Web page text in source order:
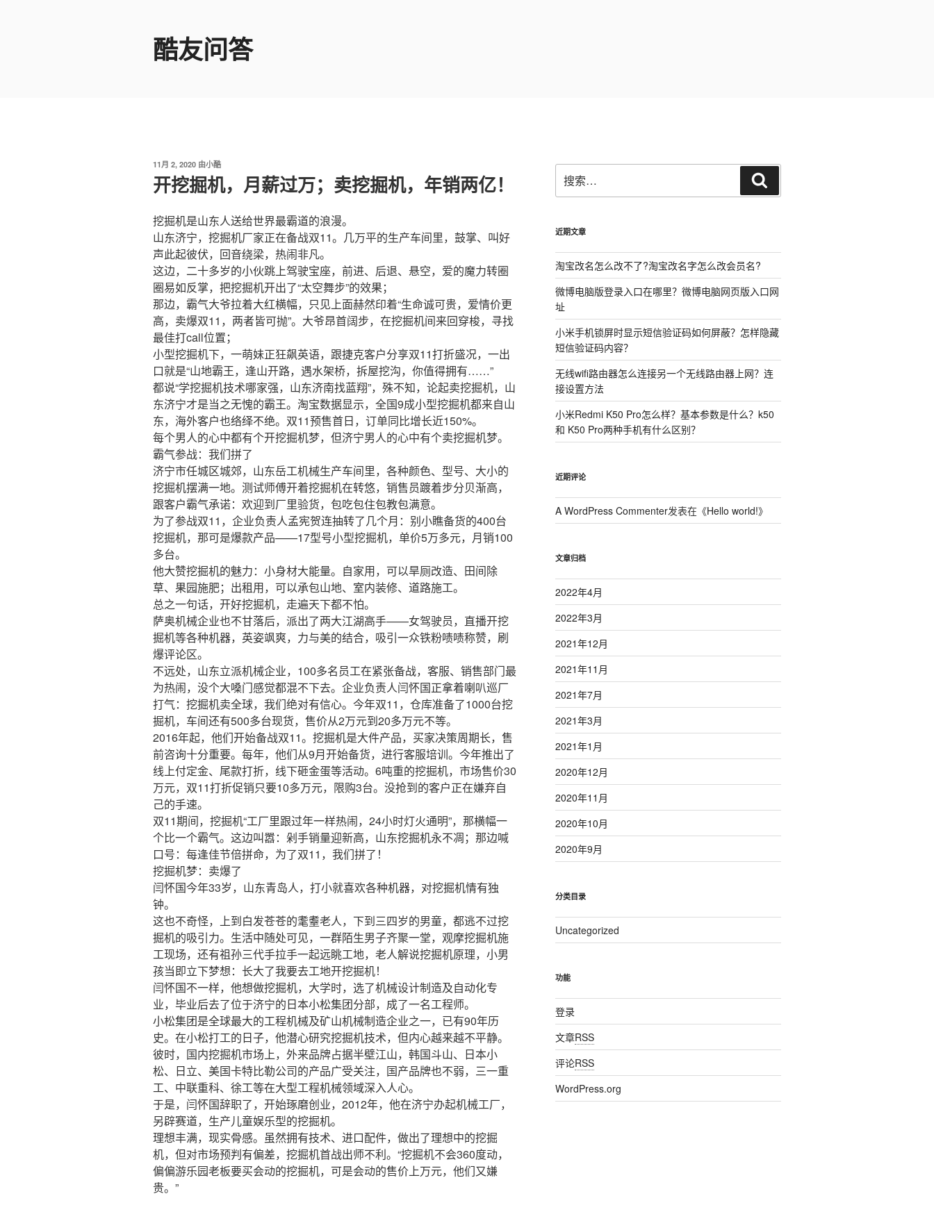
酷友问答
发
布
于
11月 2, 2020 由小酷
开挖掘机，月薪过万；卖挖掘机，年销两亿！
挖掘机是山东人送给世界最霸道的浪漫。
山东济宁，挖掘机厂家正在备战双11。几万平的生产车间里，鼓掌、叫好
声此起彼伏，回音绕梁，热闹非凡。
这边，二十多岁的小伙跳上驾驶宝座，前进、后退、悬空，爱的魔力转圈
圈易如反掌，把挖掘机开出了“太空舞步”的效果；
那边，霸气大爷拉着大红横幅，只见上面赫然印着“生命诚可贵，爱情价更
高，卖爆双11，两者皆可抛”。大爷昂首阔步，在挖掘机间来回穿梭，寻找
最佳打call位置；
小型挖掘机下，一萌妹正狂飙英语，跟捷克客户分享双11打折盛况，一出
口就是“山地霸王，逢山开路，遇水架桥，拆屋挖沟，你值得拥有……”
都说“学挖掘机技术哪家强，山东济南找蓝翔”，殊不知，论起卖挖掘机，山
东济宁才是当之无愧的霸王。淘宝数据显示，全国9成小型挖掘机都来自山
东，海外客户也络绎不绝。双11预售首日，订单同比增长近150%。
每个男人的心中都有个开挖掘机梦，但济宁男人的心中有个卖挖掘机梦。
霸气参战：我们拼了
济宁市任城区城郊，山东岳工机械生产车间里，各种颜色、型号、大小的
挖掘机摆满一地。测试师傅开着挖掘机在转悠，销售员踱着步分贝渐高，
跟客户霸气承诺：欢迎到厂里验货，包吃包住包教包满意。
为了参战双11，企业负责人孟宪贺连抽转了几个月：别小瞧备货的400台
挖掘机，那可是爆款产品——17型号小型挖掘机，单价5万多元，月销100
多台。
他大赞挖掘机的魅力：小身材大能量。自家用，可以旱厕改造、田间除
草、果园施肥；出租用，可以承包山地、室内装修、道路施工。
总之一句话，开好挖掘机，走遍天下都不怕。
萨奥机械企业也不甘落后，派出了两大江湖高手——女驾驶员，直播开挖
掘机等各种机器，英姿飒爽，力与美的结合，吸引一众铁粉啧啧称赞，刷
爆评论区。
不远处，山东立派机械企业，100多名员工在紧张备战，客服、销售部门最
为热闹，没个大嗓门感觉都混不下去。企业负责人闫怀国正拿着喇叭巡厂
打气：挖掘机卖全球，我们绝对有信心。今年双11，仓库准备了1000台挖
掘机，车间还有500多台现货，售价从2万元到20多万元不等。
2016年起，他们开始备战双11。挖掘机是大件产品，买家决策周期长，售
前咨询十分重要。每年，他们从9月开始备货，进行客服培训。今年推出了
线上付定金、尾款打折，线下砸金蛋等活动。6吨重的挖掘机，市场售价30
万元，双11打折促销只要10多万元，限购3台。没抢到的客户正在嫌弃自
己的手速。
双11期间，挖掘机“工厂里跟过年一样热闹，24小时灯火通明”，那横幅一
个比一个霸气。这边叫嚣：剁手销量迎新高，山东挖掘机永不凋；那边喊
口号：每逢佳节倍拼命，为了双11，我们拼了！
挖掘机梦：卖爆了
闫怀国今年33岁，山东青岛人，打小就喜欢各种机器，对挖掘机情有独
钟。
这也不奇怪，上到白发苍苍的耄耋老人，下到三四岁的男童，都逃不过挖
掘机的吸引力。生活中随处可见，一群陌生男子齐聚一堂，观摩挖掘机施
工现场，还有祖孙三代手拉手一起远眺工地，老人解说挖掘机原理，小男
孩当即立下梦想：长大了我要去工地开挖掘机！
闫怀国不一样，他想做挖掘机，大学时，选了机械设计制造及自动化专
业，毕业后去了位于济宁的日本小松集团分部，成了一名工程师。
小松集团是全球最大的工程机械及矿山机械制造企业之一，已有90年历
史。在小松打工的日子，他潜心研究挖掘机技术，但内心越来越不平静。
彼时，国内挖掘机市场上，外来品牌占据半壁江山，韩国斗山、日本小
松、日立、美国卡特比勒公司的产品广受关注，国产品牌也不弱，三一重
工、中联重科、徐工等在大型工程机械领域深入人心。
于是，闫怀国辞职了，开始琢磨创业，2012年，他在济宁办起机械工厂，
另辟赛道，生产儿童娱乐型的挖掘机。
理想丰满，现实骨感。虽然拥有技术、进口配件，做出了理想中的挖掘
机，但对市场预判有偏差，挖掘机首战出师不利。“挖掘机不会360度动，
偏偏游乐园老板要买会动的挖掘机，可是会动的售价上万元，他们又嫌
贵。”
索：
索
近期文章
淘宝改名怎么改不了?淘宝改名字怎么改会员名?
微博电脑版登录入口在哪里？微博电脑网页版入口网
址
小米手机锁屏时显示短信验证码如何屏蔽？怎样隐藏
短信验证码内容？
无线wifi路由器怎么连接另一个无线路由器上网？连
接设置方法
小米Redmi K50 Pro怎么样？基本参数是什么？k50
和 K50 Pro两种手机有什么区别？
近期评论
A WordPress Commenter发表在《Hello world!》
文章归档
2022年4月
2022年3月
2021年12月
2021年11月
2021年7月
2021年3月
2021年1月
2020年12月
2020年11月
2020年10月
2020年9月
分类目录
Uncategorized
功能
登录
文章RSS
评论RSS
WordPress.org